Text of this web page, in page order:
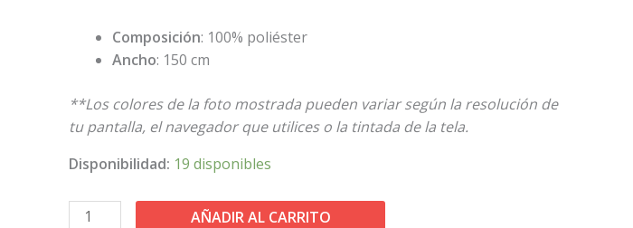
Composición: 100% poliéster
Ancho: 150 cm
**Los colores de la foto mostrada pueden variar según la resolución de
tu pantalla, el navegador que utilices o la tintada de la tela.
Disponibilidad: 19 disponibles
cantidad
AÑADIR AL CARRITO